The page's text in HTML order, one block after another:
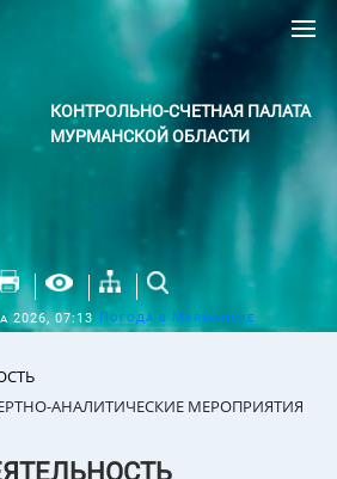
КОНТРОЛЬНО-СЧЕТНАЯ ПАЛАТА
МУРМАНСКОЙ ОБЛАСТИ
2026, 07:13 Погода в Мурманске
АНАЛИТИЧЕСКИЕ МЕРОПРИЯТИЯ